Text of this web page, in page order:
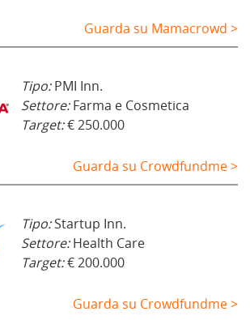
Guarda su Mamacrowd >
Tipo:PMI Inn.
Settore:Farma e Cosmetica
Target:€ 250.000
Guarda su Crowdfundme >
Tipo:Startup Inn.
Settore:Health Care
Target:€ 200.000
Guarda su Crowdfundme >